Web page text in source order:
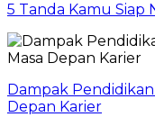
5 Tanda Kamu Siap
Dampak
Depan Karier